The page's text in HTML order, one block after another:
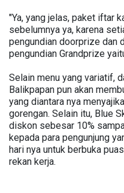
"Ya, yang jelas, paket iftar
sebelumnya ya, karena
pengundian doorprize dan
pengundian Grandprize
Selain menu yang variatif,
Balikpapan pun akan
yang diantara nya
gorengan. Selain itu, Blue
diskon sebesar 10%
kepada para pengunjung
hari nya untuk berbuka
rekan kerja.